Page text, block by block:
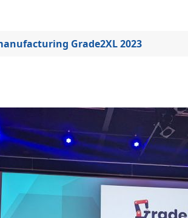
Grade2XL 2023